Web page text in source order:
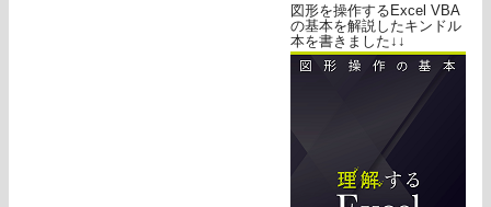
図形を操作するExcel VBA
の基本を解説したキンドル
本を書きました↓↓